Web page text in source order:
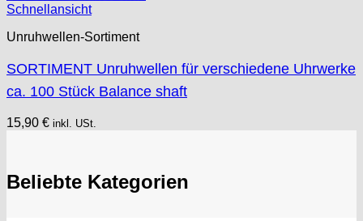
Schnellansicht
Unruhwellen-Sortiment
SORTIMENT Unruhwellen für verschiedene Uhrwerke
ca. 100 Stück Balance shaft
15,90 € inkl. USt.
Beliebte Kategorien